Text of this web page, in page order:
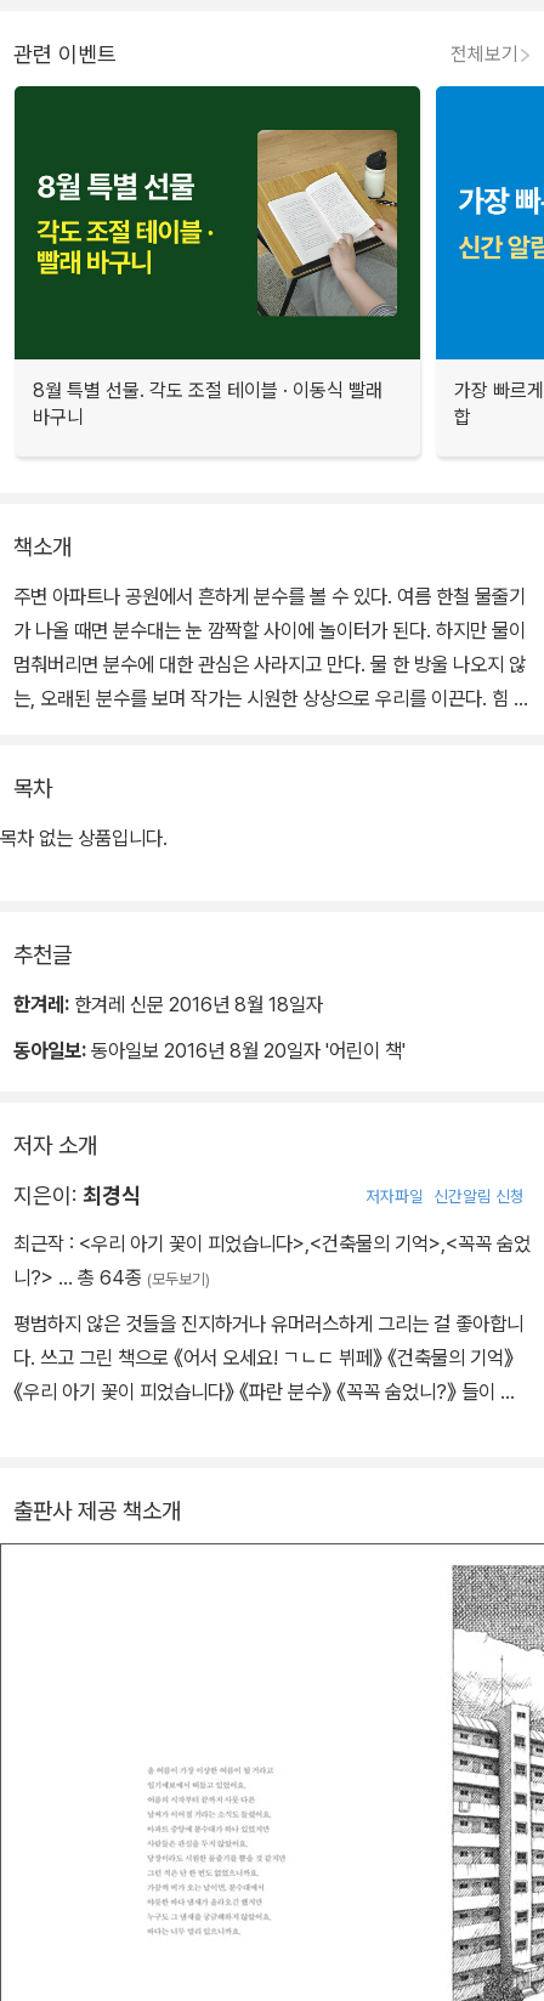
관련 이벤트 전체보기
8월 특별 선물. 각도 조절 테이블 · 이동식 빨래
바구니
가장 빠르
합
책소개
주변 아파트나 공원에서 흔하게 분수를 볼 수 있다. 여름 한철 물줄기
가 나올 때면 분수대는 눈 깜짝할 사이에 놀이터가 된다. 하지만 물이
멈춰버리면 분수에 대한 관심은 사라지고 만다. 물 한 방울 나오지 않
는, 오래된 분수를 보며 작가는 시원한 상상으로 우리를 이끈다. 힘 있
목차
목차 없는 상품입니다.
추천글
한겨레: 한겨레 신문 2016년 8월 18일자
동아일보: 동아일보 2016년 8월 20일자 '어린이 책'
저자 소개
지은이: 최경식 저자파일 신간알림 신청
최근작 : <우리 아기 꽃이 피었습니다>,<건축물의 기억>,<꼭꼭 숨었
니?> … 총 64종 (모두보기)
평범하지 않은 것들을 진지하거나 유머러스하게 그리는 걸 좋아합니
다. 쓰고 그린 책으로 《어서 오세요! ㄱㄴㄷ 뷔페》 《건축물의 기억》
《우리 아기 꽃이 피었습니다》 《파란 분수》 《꼭꼭 숨었니?》 들이 있
출판사 제공 책소개